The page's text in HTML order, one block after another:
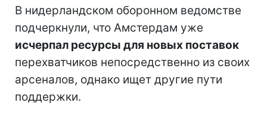
В нидерландском оборонном ведомстве
подчеркнули, что Амстердам уже
исчерпал ресурсы для новых поставок
перехватчиков непосредственно из своих
арсеналов, однако ищет другие пути
поддержки.